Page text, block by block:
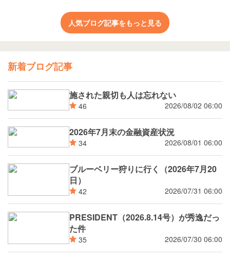
人気ブログ記事をもっと見る
新着ブログ記事
施された親切も人は忘れない
46 2026/08/02 06:00
2026年7月末の金融資産状況
34 2026/08/01 06:00
ブルーベリー狩りに行く（2026年7月20
日）
42 2026/07/31 06:00
PRESIDENT（2026.8.14号）が秀逸だっ
た件
35 2026/07/30 06:00